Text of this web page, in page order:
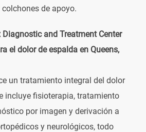
de apoyo.
Diagnostic and Treatment Center
el dolor de espalda en Queens,
un tratamiento integral del dolor
incluye fisioterapia, tratamiento
por imagen y derivación a
y neurológicos, todo